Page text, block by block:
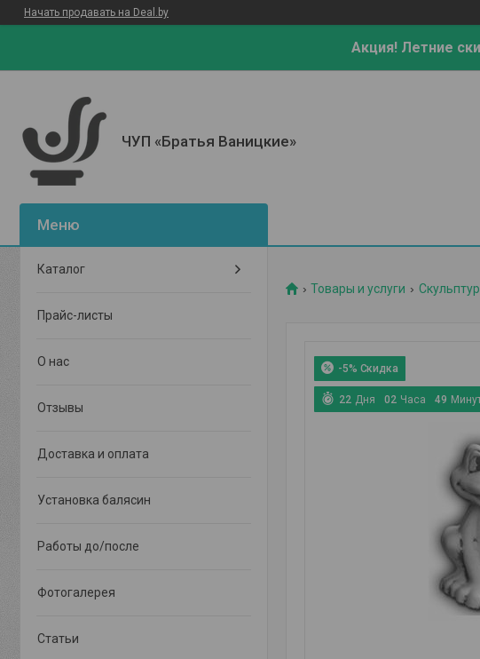
Начать продавать на Deal.by
Акция! Летние
ЧУП «Братья Ваницкие»
Товары и услуги
-5%
22 Дня 02 Часа 49
Каталог
Прайс-листы
О нас
Отзывы
Доставка и оплата
Установка балясин
Работы до/после
Фотогалерея
Статьи